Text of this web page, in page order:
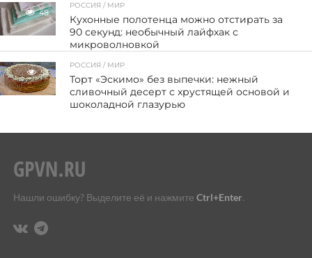
48
РОССИЯ / МИР
Кухонные полотенца можно отстирать за
90 секунд: необычный лайфхак с
микроволновкой
53
РОССИЯ / МИР
Торт «Эскимо» без выпечки: нежный
сливочный десерт с хрустящей основой и
шоколадной глазурью
Нашли ошибку? Выделите её и нажмите Ctrl+Enter.